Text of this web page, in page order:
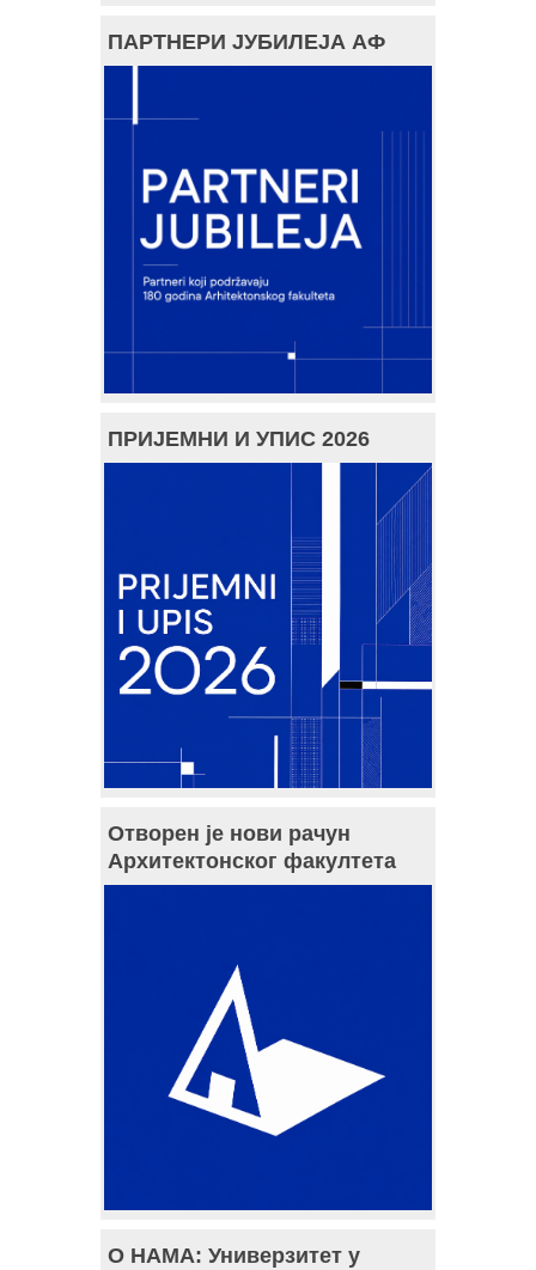
ПАРТНЕРИ ЈУБИЛЕЈА АФ
ПРИЈЕМНИ И УПИС 2026
Отворен је нови рачун
Архитектонског факултета
О НАМА: Универзитет у